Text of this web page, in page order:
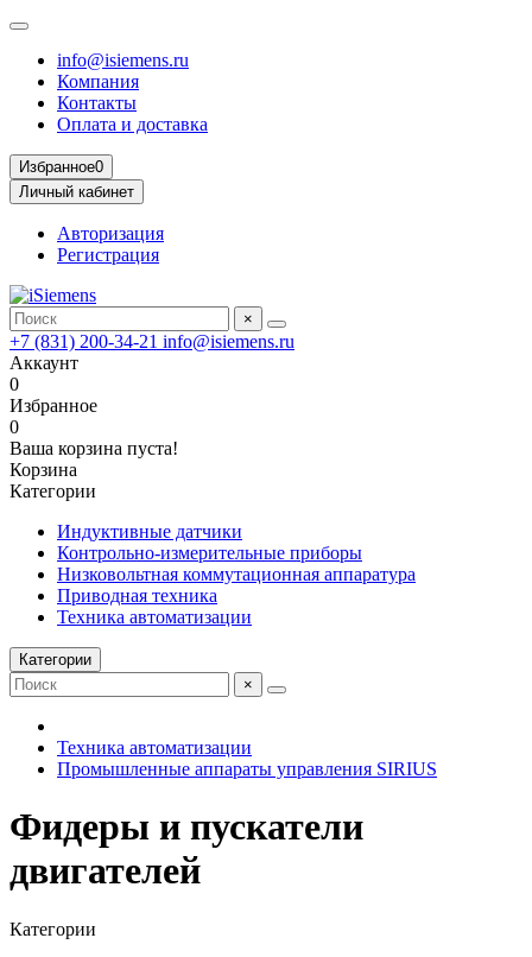
info@isiemens.ru
Компания
Контакты
Оплата и доставка
Избранное0
Личный кабинет
Авторизация
Регистрация
×
+7 (831) 200-34-21 info@isiemens.ru
Аккаунт
0
Избранное
0
Ваша корзина пуста!
Корзина
Категории
Индуктивные датчики
Контрольно-измерительные приборы
Низковольтная коммутационная аппаратура
Приводная техника
Техника автоматизации
Категории
×
Техника автоматизации
Промышленные аппараты управления SIRIUS
Фидеры и пускатели
двигателей
Категории